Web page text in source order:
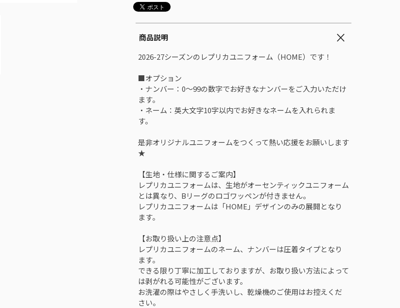
商品説明
2026-27シーズンのレプリカユニフォーム（HOME）です！
■オプション
・ナンバー：0～99の数字でお好きなナンバーをご入力いただけ
ます。
・ネーム：英大文字10字以内でお好きなネームを入れられま
す。
是非オリジナルユニフォームをつくって熱い応援をお願いします
★
【生地・仕様に関するご案内】
レプリカユニフォームは、生地がオーセンティックユニフォーム
とは異なり、Bリーグのロゴワッペンが付きません。
レプリカユニフォームは「HOME」デザインのみの展開となり
ます。
【お取り扱い上の注意点】
レプリカユニフォームのネーム、ナンバーは圧着タイプとなり
ます。
できる限り丁寧に加工しておりますが、お取り扱い方法によって
は剥がれる可能性がございます。
お洗濯の際はやさしく手洗いし、乾燥機のご使用はお控えくだ
さい。